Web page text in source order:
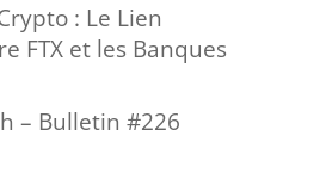
: Le Lien
FTX et les Banques
– Bulletin #226